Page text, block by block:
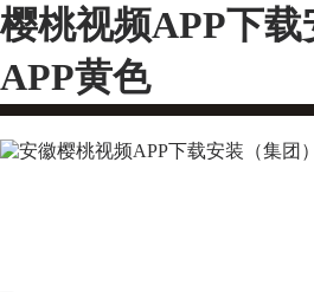
樱桃视频APP下
APP黄色